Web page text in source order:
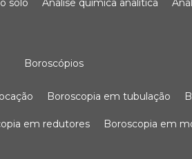
solo análise química analítica
boroscópios
boroscopia em tubulação
em redutores boroscopia em